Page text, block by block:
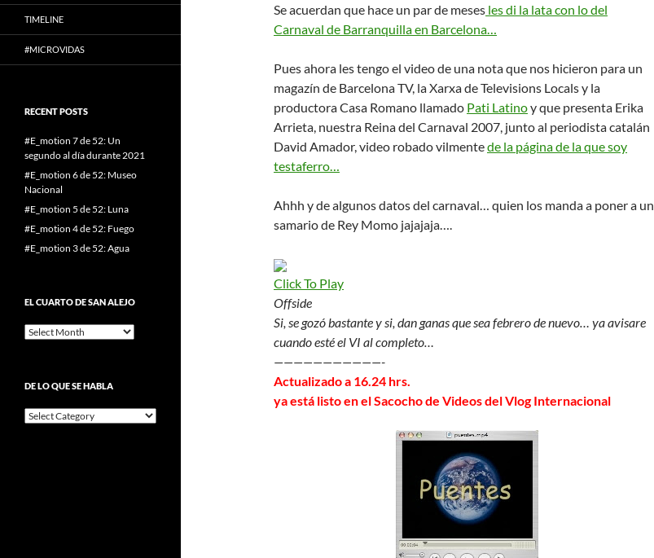
Se acuerdan que hace un par de meses les di la lata con lo del
Carnaval de Barranquilla en Barcelona…
Pues ahora les tengo el video de una nota que nos hicieron para un
magazín de Barcelona TV, la Xarxa de Televisions Locals y la
productora Casa Romano llamado Pati Latinoy que presenta Erika
Arrieta, nuestra Reina del Carnaval 2007, junto al periodista catalán
David Amador, video robado vilmentede la página de la que soy
testaferro…
Ahhh y de algunos datos del carnaval… quien los manda a poner a un
samario de Rey Momo jajajaja….
Click To Play
Offside
Si, se gozó bastante y si, dan ganas que sea febrero de nuevo… ya avisare
cuando esté el VI al completo…
———————————-
Actualizado a 16.24 hrs.
ya está listo en el Sacocho de Videos del Vlog Internacional
TIMELINE
#MICROVIDAS
RECENT POSTS
#E_motion 7 de 52: Un
segundo al día durante 2021
#E_motion 6 de 52: Museo
Nacional
#E_motion 5 de 52: Luna
#E_motion 4 de 52: Fuego
#E_motion 3 de 52: Agua
EL CUARTO DE SAN ALEJO
El
Alejo
DE LO QUE SE HABLA
De